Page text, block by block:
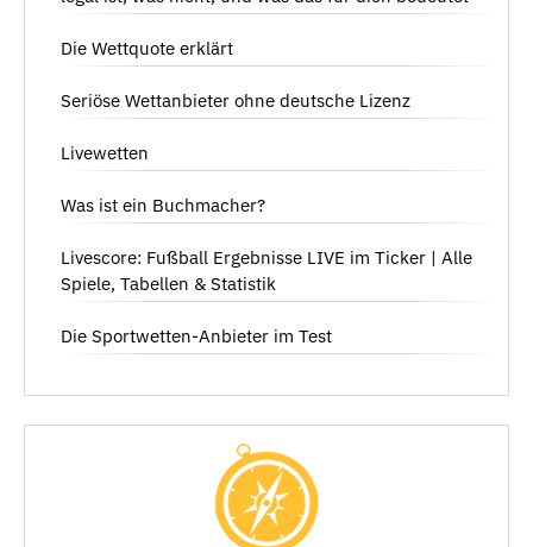
Die Wettquote erklärt
Seriöse Wettanbieter ohne deutsche Lizenz
Livewetten
Was ist ein Buchmacher?
Livescore: Fußball Ergebnisse LIVE im Ticker | Alle
Spiele, Tabellen & Statistik
Die Sportwetten-Anbieter im Test